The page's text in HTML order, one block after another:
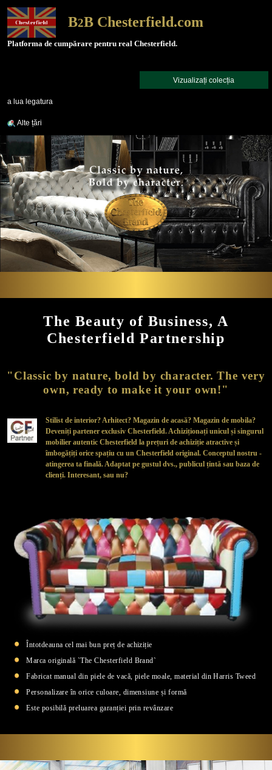
B2B Chesterfield.com
Platforma de cumpărare pentru real Chesterfield.
Vizualizați colecția
a lua legatura
Alte țări
The Beauty of Business, A
Chesterfield Partnership
"Classic by nature, bold by character. The very
own, ready to make it your own!"
Stilist de interior? Arhitect? Magazin de acasă? Magazin de mobila?
Deveniți partener exclusiv Chesterfield. Achiziționați unicul și singurul
mobilier autentic Chesterfield la prețuri de achiziție atractive și
îmbogățiți orice spațiu cu un Chesterfield original. Conceptul nostru -
atingerea ta finală. Adaptat pe gustul dvs., publicul țintă sau baza de
clienți. Interesant, sau nu?
Întotdeauna cel mai bun preț de achiziție
Marca originală `The Chesterfield Brand`
Fabricat manual din piele de vacă, piele moale, material din Harris Tweed
Personalizare în orice culoare, dimensiune și formă
Este posibilă preluarea garanției prin revânzare